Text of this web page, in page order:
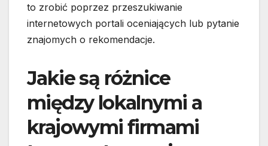
to zrobić poprzez przeszukiwanie
internetowych portali oceniających lub pytanie
znajomych o rekomendacje.
Jakie są różnice
między lokalnymi a
krajowymi firmami